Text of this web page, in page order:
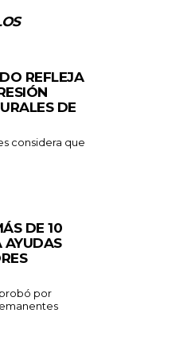
REFLEJA
DE
considera que
DE 10
AYUDAS
por